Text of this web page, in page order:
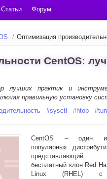
Статьи Форум
/ Оптимизация
CentOS:
лучших практик и
правильную установку
#sysctl #htop #
CentOS – один
популярных
бесплатный клон Red
Linux (RHEL) с